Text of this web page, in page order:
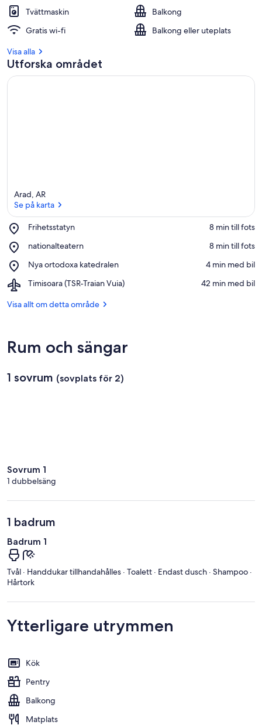
Tvättmaskin
Balkong
Gratis wi-fi
Balkong eller uteplats
Visa alla
Utforska området
Arad, AR
Se på karta
Frihetsstatyn
Place,
‪8 min till fots‬
nationalteatern
Place,
‪8 min till fots‬
Nya ortodoxa katedralen
Place,
ortodoxa
‪4 min med bil‬
Timisoara (TSR-Traian Vuia)
Airport,
(TSR-
‪42 min med bil‬
Visa allt om detta område
Rum och sängar
1 sovrum (sovplats för 2)
Sovrum 1
1 dubbelsäng
1 badrum
Badrum 1
Tvål · Handdukar tillhandahålles · Toalett · Endast dusch · Shampoo ·
Hårtork
Ytterligare utrymmen
Kök
Pentry
Balkong
Matplats